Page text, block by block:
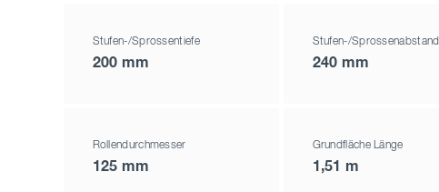
Stufen-/Sprossentiefe
200 mm
Stufen-/Sprossenabstand
240 mm
Rollendurchmesser
125 mm
Grundfläche Länge
1,51 m